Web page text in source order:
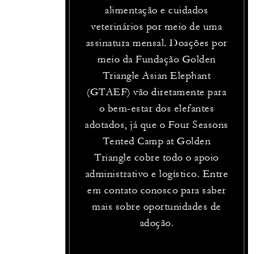
alimentação e cuidados
veterinários por meio de uma
assinatura mensal. Doações por
meio da Fundação Golden
Triangle Asian Elephant
(GTAEF) vão diretamente para
o bem-estar dos elefantes
adotados, já que o Four Seasons
Tented Camp at Golden
Triangle cobre todo o apoio
administrativo e logístico. Entre
em contato conosco para saber
mais sobre oportunidades de
adoção.